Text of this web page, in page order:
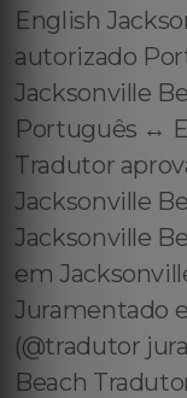
English
autorizado
Jacksonville
Português ↔️
Tradutor
Jacksonville
Jacksonville
em
Juramentado
(@tradutor
Beach